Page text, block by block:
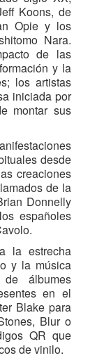
Koons, de
Opie y los
Nara.
de las
y la
los artistas
iniciada por
montar sus
desde
creaciones
de la
Donnelly
españoles
la estrecha
y la música
álbumes
en el
Blake para
Blur o
QR que
de vinilo.